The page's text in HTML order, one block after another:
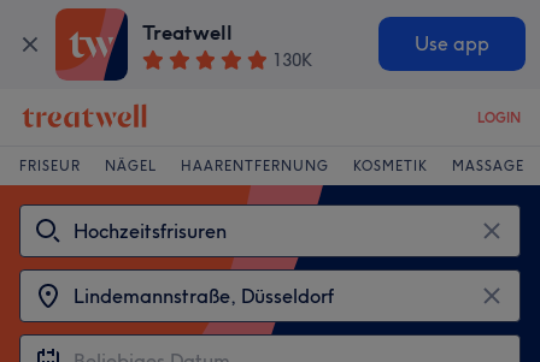
Treatwell
130K
Use app
LOGIN
FRISEUR NÄGEL HAARENTFERNUNG KOSMETIK MASSAGE